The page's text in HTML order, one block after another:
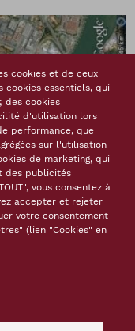
cookies et de ceux
cookies essentiels, qui
des cookies
d'utilisation lors
performance, que
sur l'utilisation
de marketing, qui
des publicités
vous consentez à
accepter et rejeter
votre consentement
(lien "Cookies" en